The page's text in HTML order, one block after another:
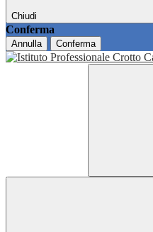
Chiudi
Conferma
Annulla Conferma